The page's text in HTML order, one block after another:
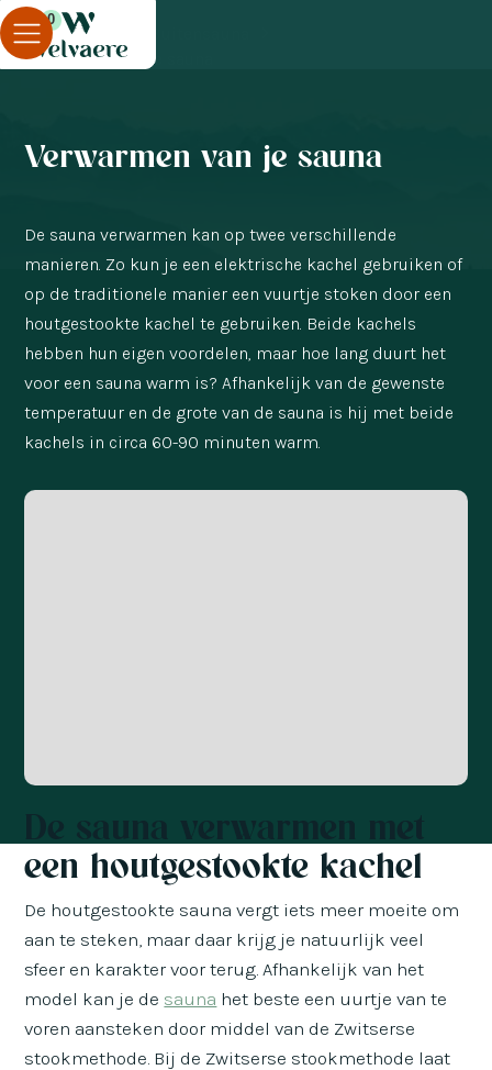
0
Blog
Verwarmen van je sauna
Verwarmen van je sauna
De sauna verwarmen kan op twee verschillende
manieren. Zo kun je een elektrische kachel gebruiken of
op de traditionele manier een vuurtje stoken door een
houtgestookte kachel te gebruiken. Beide kachels
hebben hun eigen voordelen, maar hoe lang duurt het
voor een sauna warm is? Afhankelijk van de gewenste
temperatuur en de grote van de sauna is hij met beide
kachels in circa 60-90 minuten warm.
De sauna verwarmen met
een houtgestookte kachel
De houtgestookte sauna vergt iets meer moeite om
aan te steken, maar daar krijg je natuurlijk veel
sfeer en karakter voor terug. Afhankelijk van het
model kan je de sauna het beste een uurtje van te
voren aansteken door middel van de Zwitserse
stookmethode. Bij de Zwitserse stookmethode laat